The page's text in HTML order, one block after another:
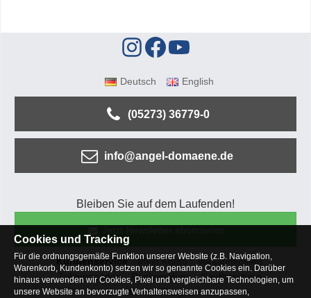
Deutsch English
(05273) 36779-0
info@angel-domaene.de
Bleiben Sie auf dem Laufenden!
Kundenservice Mein Konto
Versandkosten
Zahlungsarten
Rücksendung
Kaufberatung
Häufige Fragen
Cookies und Tracking
Für die ordnungsgemäße Funktion unserer Website (z.B. Navigation,
Warenkorb, Kundenkonto) setzen wir so genannte Cookies ein. Darüber
hinaus verwenden wir Cookies, Pixel und vergleichbare Technologien, um
unsere Website an bevorzugte Verhaltensweisen anzupassen,